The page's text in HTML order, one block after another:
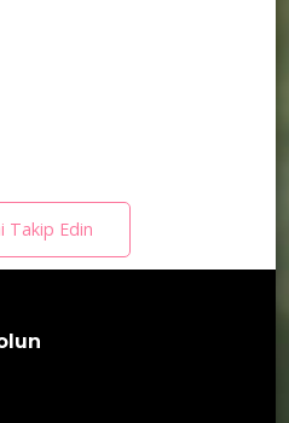
Takip Edin